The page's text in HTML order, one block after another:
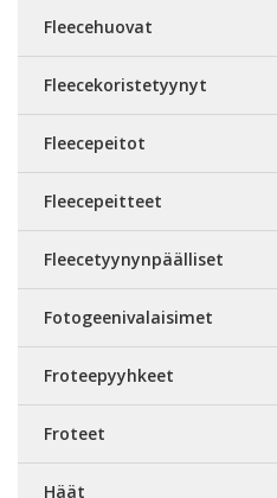
Fleecehuovat
Fleecekoristetyynyt
Fleecepeitot
Fleecepeitteet
Fleecetyynynpäälliset
Fotogeenivalaisimet
Froteepyyhkeet
Froteet
Häät